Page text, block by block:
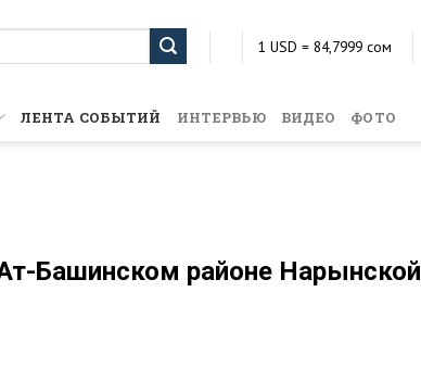
1 USD = 84,7999 сом
1 RUB = 1,1597 сом
ЛЕНТА СОБЫТИЙ ИНТЕРВЬЮ ВИДЕО ФОТО
Башинском районе Нарынской